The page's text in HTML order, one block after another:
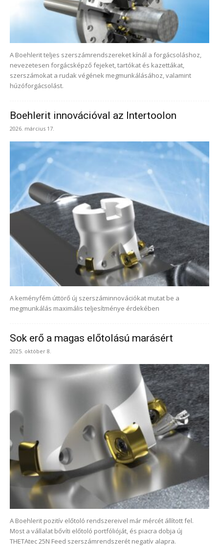
A Boehlerit teljes szerszámrendszereket kínál a forgácsoláshoz,
nevezetesen forgácsképző fejeket, tartókat és kazettákat,
szerszámokat a rudak végének megmunkálásához, valamint
húzóforgácsolást.
Boehlerit innovációval az Intertoolon
2026. március 17.
A keményfém úttörő új szerszáminnovációkat mutat be a
megmunkálás maximális teljesítménye érdekében
Sok erő a magas előtolású marásért
2025. október 8.
A Boehlerit pozitív előtoló rendszereivel már mércét állított fel.
Most a vállalat bővíti előtoló portfólióját, és piacra dobja új
THETAtec 25N Feed szerszámrendszerét negatív alapra.